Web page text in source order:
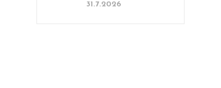
31.7.2026